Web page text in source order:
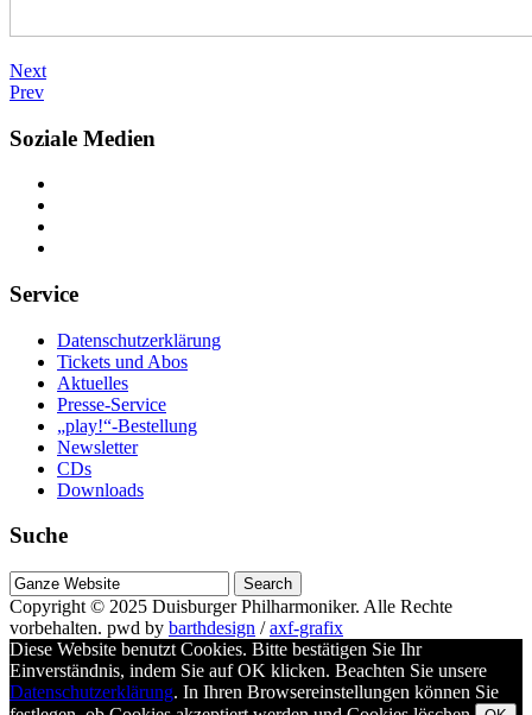
Next
Prev
Soziale Medien
Service
Datenschutzerklärung
Tickets und Abos
Aktuelles
Presse-Service
„play!“-Bestellung
Newsletter
CDs
Downloads
Suche
Suche
nach
Copyright © 2025 Duisburger Philharmoniker. Alle Rechte
vorbehalten. pwd by barthdesign /axf-grafix
Diese Website benutzt Cookies. Bitte bestätigen Sie Ihr
Einverständnis, indem Sie auf OK klicken. Beachten Sie unsere
Datenschutzerklärung. In Ihren Browsereinstellungen können Sie